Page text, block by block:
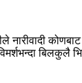
नारीवादी
बिलकुलै